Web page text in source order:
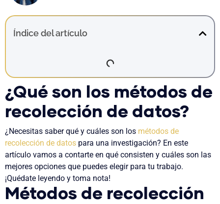
Índice del artículo
¿Qué son los métodos de
recolección de datos?
¿Necesitas saber qué y cuáles son los métodos de
recolección de datos para una investigación? En este
artículo vamos a contarte en qué consisten y cuáles son las
mejores opciones que puedes elegir para tu trabajo.
¡Quédate leyendo y toma nota!
Métodos de recolección